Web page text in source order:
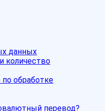
данных
количество
обработке
перевод?